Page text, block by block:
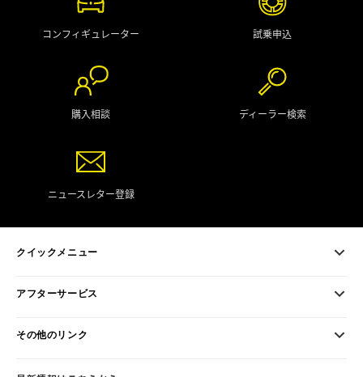
コンフィギュレーター 試乗申込
購入相談 ディーラー検索
ニュースレター登録
クイックメニュー
アフターサービス
その他のリンク